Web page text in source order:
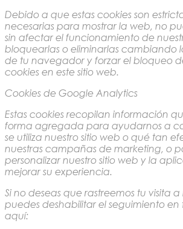
Debido a que estas cookies son
necesarias para mostrar la web, no
sin afectar el funcionamiento de
bloquearlas o eliminarlas cambiando
de tu navegador y forzar el bloqueo
cookies en este sitio web.
Cookies de Google Analytics
Estas cookies recopilan información
forma agregada para ayudarnos a
se utiliza nuestro sitio web o qué tan
nuestras campañas de marketing, o
personalizar nuestro sitio web y la
mejorar su experiencia.
Si no deseas que rastreemos tu visita a
puedes deshabilitar el seguimiento
aquí: